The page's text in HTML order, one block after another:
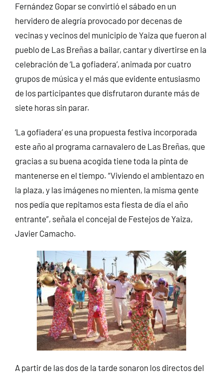
Fernández Gopar se convirtió el sábado en un
hervidero de alegría provocado por decenas de
vecinas y vecinos del municipio de Yaiza que fueron al
pueblo de Las Breñas a bailar, cantar y divertirse en la
celebración de ‘La gofiadera’, animada por cuatro
grupos de música y el más que evidente entusiasmo
de los participantes que disfrutaron durante más de
siete horas sin parar.
‘La gofiadera’ es una propuesta festiva incorporada
este año al programa carnavalero de Las Breñas, que
gracias a su buena acogida tiene toda la pinta de
mantenerse en el tiempo. “Viviendo el ambientazo en
la plaza, y las imágenes no mienten, la misma gente
nos pedía que repitamos esta fiesta de día el año
entrante”, señala el concejal de Festejos de Yaiza,
Javier Camacho.
A partir de las dos de la tarde sonaron los directos del